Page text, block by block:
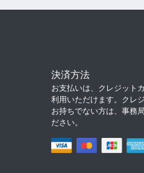
決済方法
お支払いは、クレジット
利用いただけます。クレ
お持ちでない方は、事務
ださい。